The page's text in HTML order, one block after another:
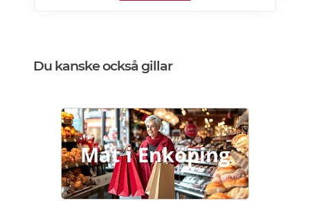
profil.
Du kanske också gillar
Mat i Enköping